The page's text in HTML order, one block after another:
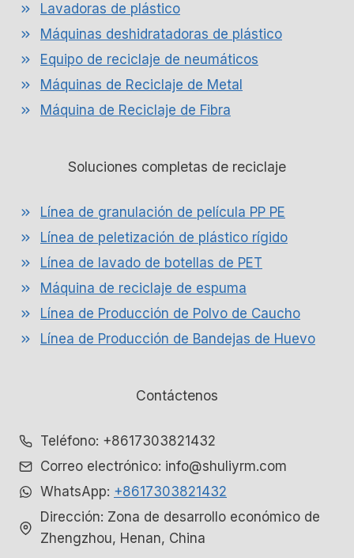
Lavadoras de plástico
Máquinas deshidratadoras de plástico
Equipo de reciclaje de neumáticos
Máquinas de Reciclaje de Metal
Máquina de Reciclaje de Fibra
Soluciones completas de reciclaje
Línea de granulación de película PP PE
Línea de peletización de plástico rígido
Línea de lavado de botellas de PET
Máquina de reciclaje de espuma
Línea de Producción de Polvo de Caucho
Línea de Producción de Bandejas de Huevo
Contáctenos
Teléfono: +8617303821432
Correo electrónico: info@shuliyrm.com
WhatsApp: +8617303821432
Dirección: Zona de desarrollo económico de
Zhengzhou, Henan, China